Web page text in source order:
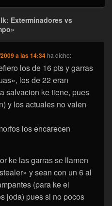
Exterminadores vs
a las 14:34 ha dicho:
los de 16 pts y garras
los de 22 eran
salvacion ke tiene, pues
y los actuales no valen
los encarecen
ke las garras se llamen
y sean con un 6 al
(para ke el
joda) pues si no pocos